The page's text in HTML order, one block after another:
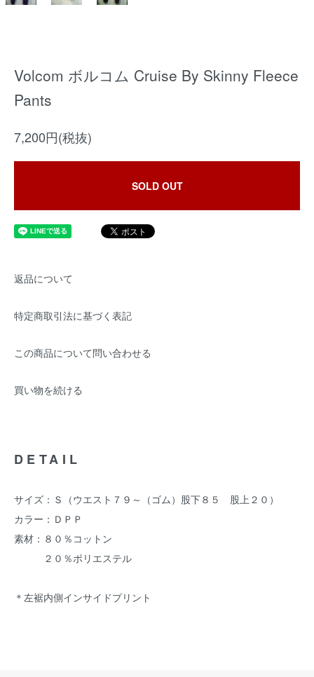
Volcom ボルコム Cruise By Skinny Fleece
Pants
7,200円(税抜)
SOLD OUT
返品について
特定商取引法に基づく表記
この商品について問い合わせる
買い物を続ける
DETAIL
サイズ：Ｓ（ウエスト７９～（ゴム）股下８５ 股上２０）
カラー：ＤＰＰ
素材：８０％コットン
２０％ポリエステル
＊左裾内側インサイドプリント